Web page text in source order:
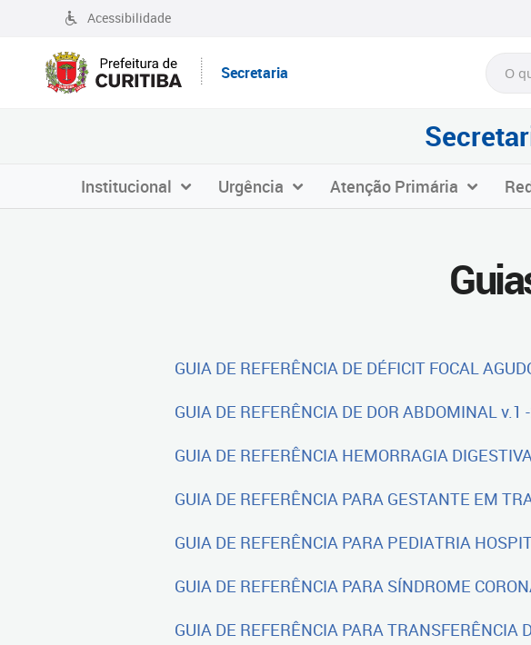
Acessibilidade
Secretaria
Institucional Urgência Atenção Primária
GUIA DE REFERÊNCIA DE DÉFICIT FOCAL
GUIA DE REFERÊNCIA DE DOR ABDOMINAL
GUIA DE REFERÊNCIA HEMORRAGIA
GUIA DE REFERÊNCIA PARA GESTANTE EM
GUIA DE REFERÊNCIA PARA PEDIATRIA
GUIA DE REFERÊNCIA PARA SÍNDROME
GUIA DE REFERÊNCIA PARA